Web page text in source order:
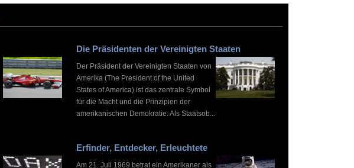
Die Präsidenten der Vereinigten Staaten
Der Präsident der Vereinigten Staaten von
Amerika (The President of the United
States of America) ist das zentrale Symbol
für die Macht und die Prinzipien der
amerikanischen Demokratie. Als Staatsob...
Erfinder, Entdecker, Erleuchtete
Am 21. Juli 1969 betrat ein Amerikaner als